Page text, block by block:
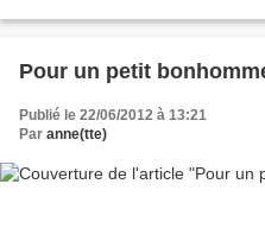
Pour un petit
Publié le 22/06/2012 à 13:21
Par anne(tte)